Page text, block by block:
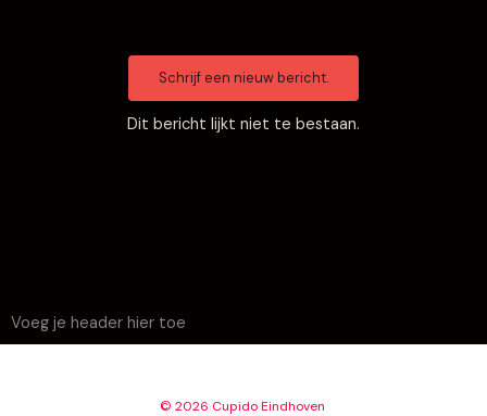
Dit bericht lijkt niet te bestaan.
Voeg je header hier toe
© 2026 Cupido Eindhoven